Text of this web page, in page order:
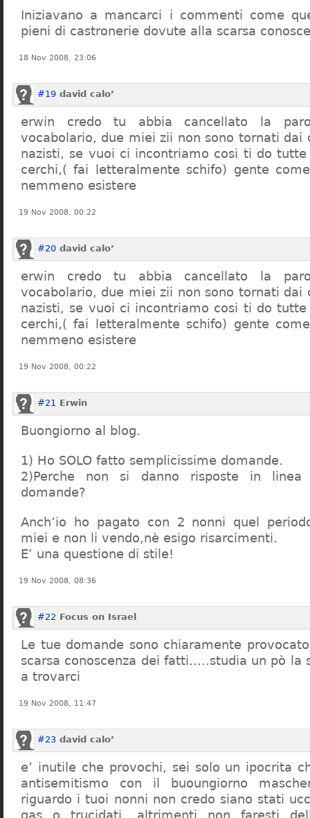
Iniziavano a mancarci i commenti come
pieni di castronerie dovute alla scarsa
18 Nov 2008, 23:06
#19 david calo’
erwin credo tu abbia cancellato la
vocabolario, due miei zii non sono tornati dai
nazisti, se vuoi ci incontriamo cosi ti do tutte
cerchi,( fai letteralmente schifo) gente
nemmeno esistere
19 Nov 2008, 00:22
#20 david calo’
erwin credo tu abbia cancellato la
vocabolario, due miei zii non sono tornati dai
nazisti, se vuoi ci incontriamo cosi ti do tutte
cerchi,( fai letteralmente schifo) gente
nemmeno esistere
19 Nov 2008, 00:22
#21 Erwin
Buongiorno al blog.
1) Ho SOLO fatto semplicissime domande.
2)Perche non si danno risposte in
domande?
Anch’io ho pagato con 2 nonni quel
miei e non li vendo,nè esigo risarcimenti.
E’ una questione di stile!
19 Nov 2008, 08:36
#22 Focus on Israel
Le tue domande sono chiaramente
scarsa conoscenza dei fatti…..studia un pò la
a trovarci
19 Nov 2008, 11:47
#23 david calo’
e’ inutile che provochi, sei solo un ipocrita
antisemitismo con il buoungiorno
riguardo i tuoi nonni non credo siano stati
gas o trucidati, altrimenti non faresti